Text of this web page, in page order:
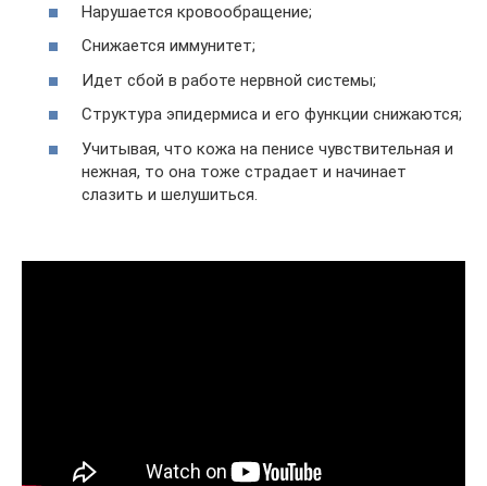
Нарушается кровообращение;
Снижается иммунитет;
Идет сбой в работе нервной системы;
Структура эпидермиса и его функции снижаются;
Учитывая, что кожа на пенисе чувствительная и
нежная, то она тоже страдает и начинает
слазить и шелушиться.